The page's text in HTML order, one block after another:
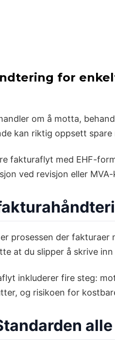
for
om å motta,
kan riktig oppsett
fakturaflyt med EHF-
ved revisjon eller
er prosessen der fakturaer
at du slipper å skrive
inkluderer fire steg:
og risikoen for